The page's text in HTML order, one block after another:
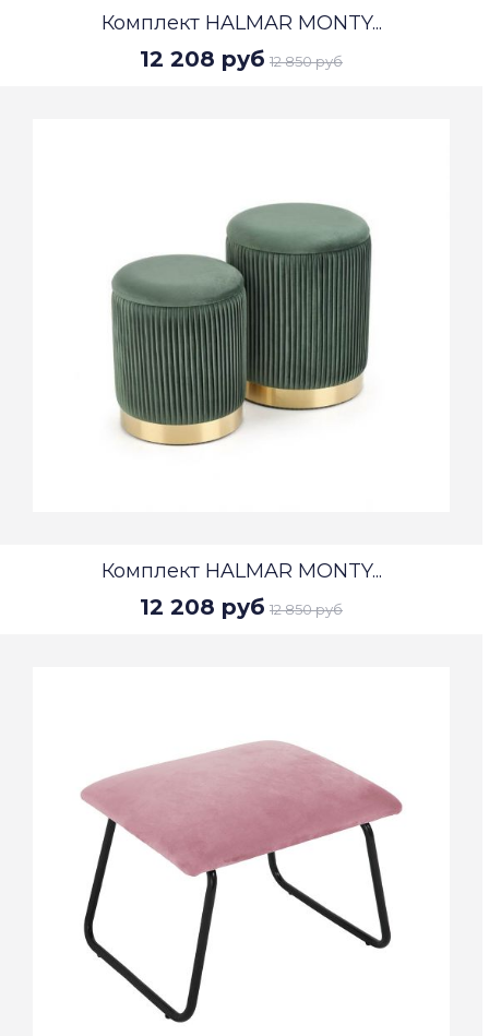
Комплект HALMAR MONTY...
12 208 руб 12 850 руб
Комплект HALMAR MONTY...
12 208 руб 12 850 руб